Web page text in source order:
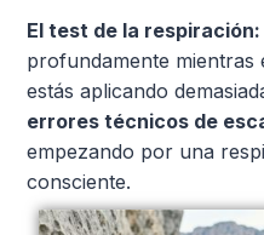
El test de la respiración:
profundamente mientras
estás aplicando
errores técnicos de
empezando por una
consciente.